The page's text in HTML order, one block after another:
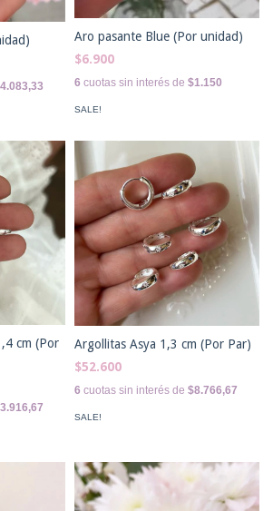
Aro pasante Blue (Por unidad)
$6.900
6 cuotas sin interés de $1.150
SALE!
cm (Por
Argollitas Asya 1,3 cm (Por Par)
$52.600
6 cuotas sin interés de $8.766,67
SALE!